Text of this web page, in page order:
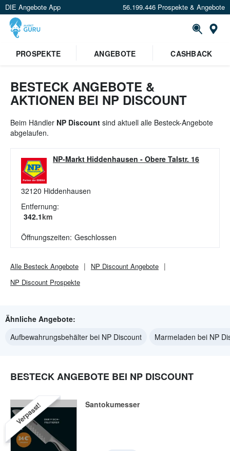
DIE Angebote App 56.199.446 Prospekte & Angebote
Standort festlegen
PROSPEKTE ANGEBOTE CASHBACK
BESTECK ANGEBOTE &
AKTIONEN BEI NP DISCOUNT
Beim Händler NP Discount sind aktuell alle Besteck-Angebote
abgelaufen.
NP-Markt Hiddenhausen - Obere Talstr. 16
32120 Hiddenhausen
Entfernung:
342.1km
Öffnungszeiten: Geschlossen
Alle Besteck Angebote NP Discount Angebote
NP Discount Prospekte
Ähnliche Angebote:
Aufbewahrungsbehälter bei NP Discount
Marmeladen bei NP
BESTECK ANGEBOTE BEI NP DISCOUNT
Verpasst! Santokumesser